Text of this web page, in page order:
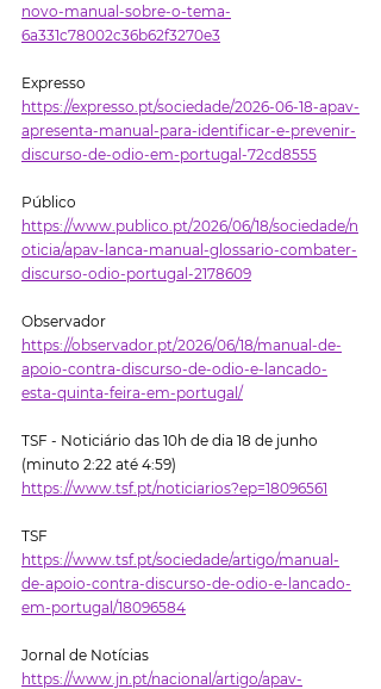
novo-manual-sobre-o-tema-
6a331c78002c36b62f3270e3
Expresso
https://expresso.pt/sociedade/2026-06-18-apav-
apresenta-manual-para-identificar-e-prevenir-
discurso-de-odio-em-portugal-72cd8555
Público
https://www.publico.pt/2026/06/18/sociedade/n
oticia/apav-lanca-manual-glossario-combater-
discurso-odio-portugal-2178609
Observador
https://observador.pt/2026/06/18/manual-de-
apoio-contra-discurso-de-odio-e-lancado-
esta-quinta-feira-em-portugal/
TSF - Noticiário das 10h de dia 18 de junho
(minuto 2:22 até 4:59)
https://www.tsf.pt/noticiarios?ep=18096561
TSF
https://www.tsf.pt/sociedade/artigo/manual-
de-apoio-contra-discurso-de-odio-e-lancado-
em-portugal/18096584
Jornal de Notícias
https://www.jn.pt/nacional/artigo/apav-